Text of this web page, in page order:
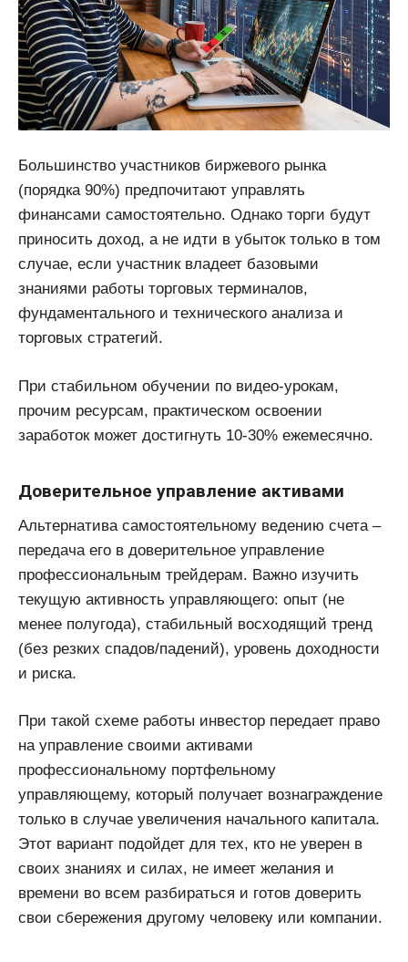
Большинство участников биржевого рынка
(порядка 90%) предпочитают управлять
финансами самостоятельно. Однако торги будут
приносить доход, а не идти в убыток только в том
случае, если участник владеет базовыми
знаниями работы торговых терминалов,
фундаментального и технического анализа и
торговых стратегий.
При стабильном обучении по видео-урокам,
прочим ресурсам, практическом освоении
заработок может достигнуть 10-30% ежемесячно.
Доверительное управление активами
Альтернатива самостоятельному ведению счета –
передача его в доверительное управление
профессиональным трейдерам. Важно изучить
текущую активность управляющего: опыт (не
менее полугода), стабильный восходящий тренд
(без резких спадов/падений), уровень доходности
и риска.
При такой схеме работы инвестор передает право
на управление своими активами
профессиональному портфельному
управляющему, который получает вознаграждение
только в случае увеличения начального капитала.
Этот вариант подойдет для тех, кто не уверен в
своих знаниях и силах, не имеет желания и
времени во всем разбираться и готов доверить
свои сбережения другому человеку или компании.